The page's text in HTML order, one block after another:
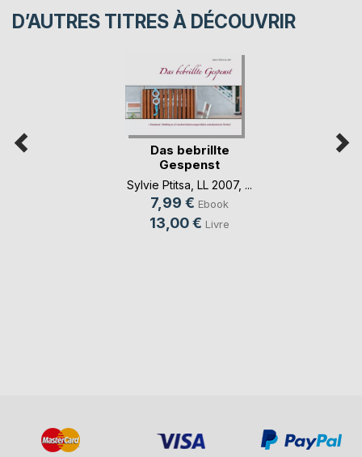
D’AUTRES TITRES À DÉCOUVRIR
Das bebrillte
Gespenst
Sylvie Ptitsa LL 2007, ...
7,99 € Ebook
13,00 € Livre